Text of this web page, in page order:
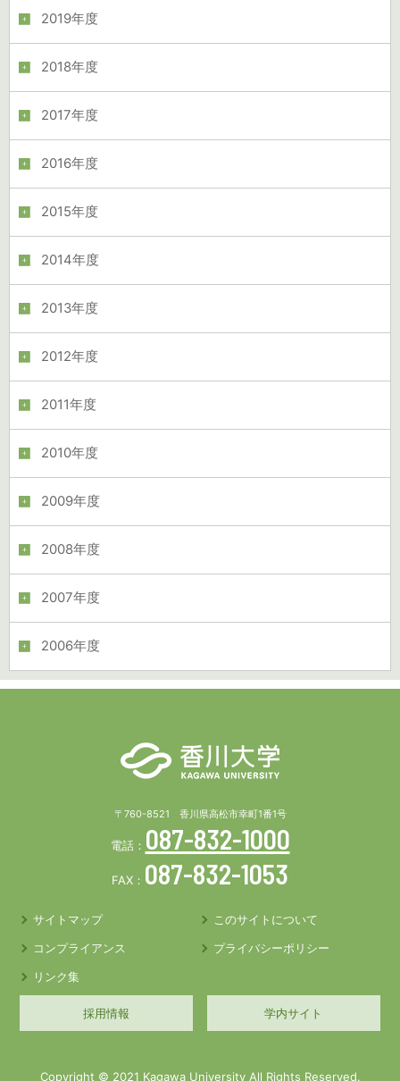
2019年度
2018年度
2017年度
2016年度
2015年度
2014年度
2013年度
2012年度
2011年度
2010年度
2009年度
2008年度
2007年度
2006年度
〒760-8521 香川県高松市幸町1番1号
電話： 087-832-1000
FAX： 087-832-1053
サイトマップ
このサイトについて
コンプライアンス
プライバシーポリシー
リンク集
採用情報 学内サイト
Copyright © 2021 Kagawa University All Rights Reserved.